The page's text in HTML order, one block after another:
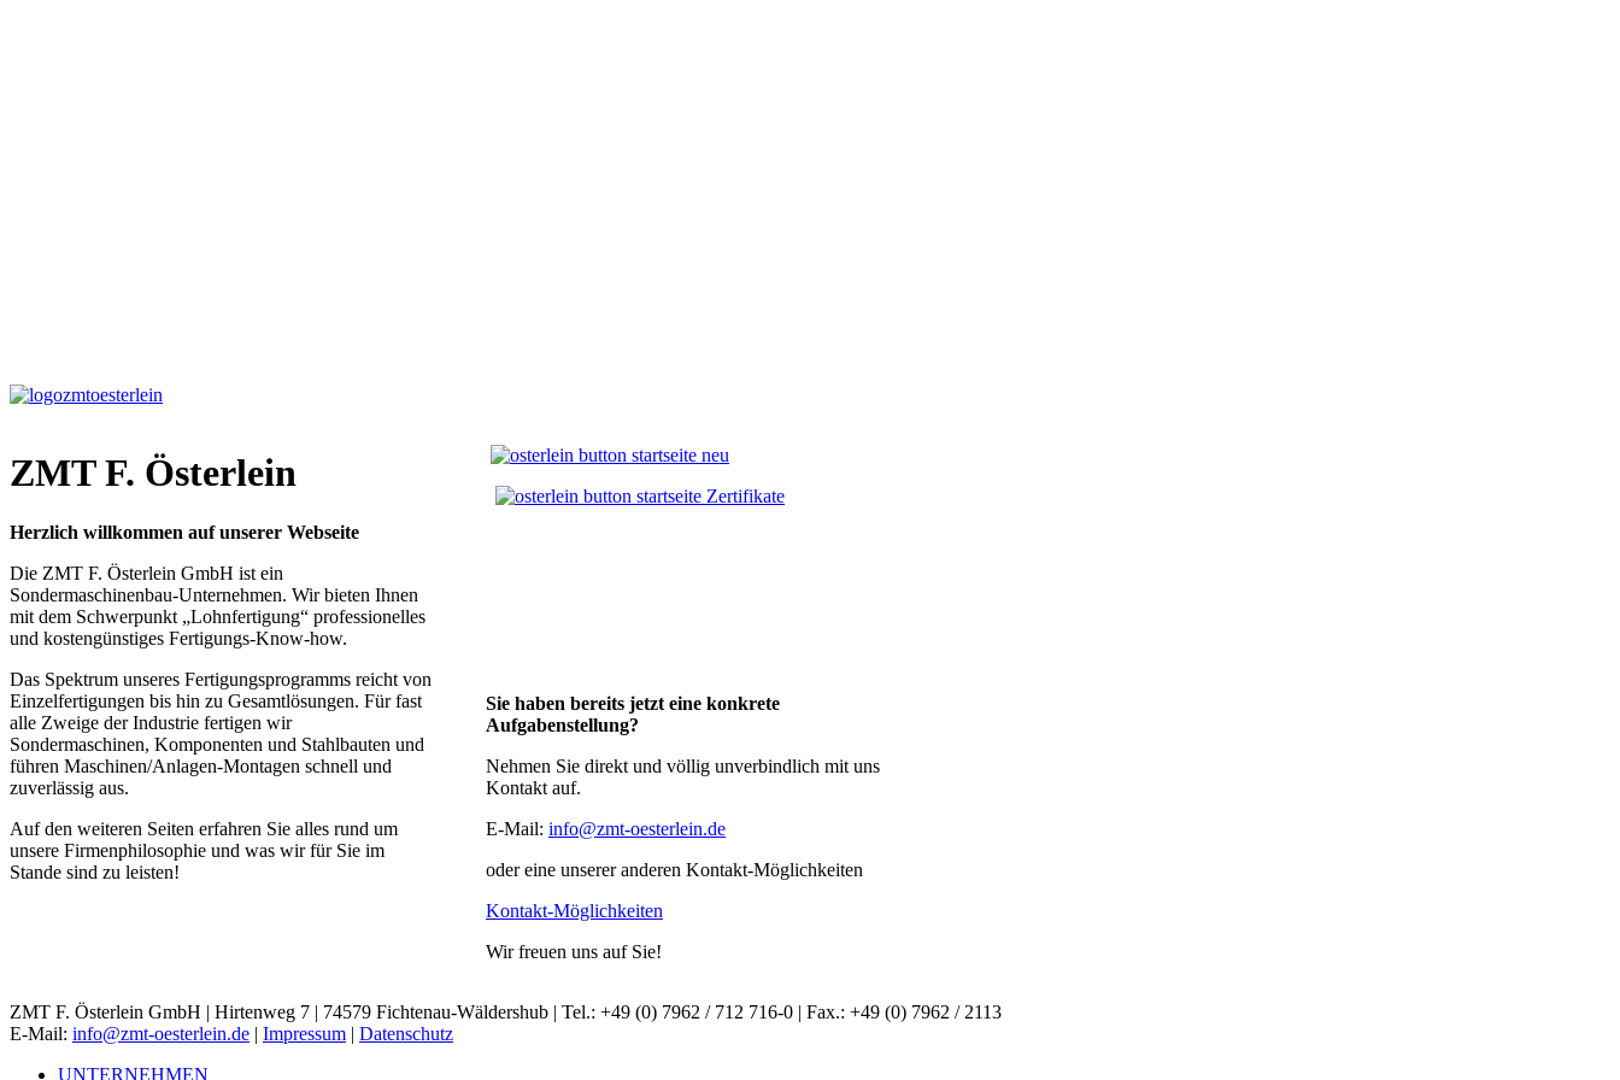
ZMT F. Österlein
Herzlich willkommen auf unserer Webseite
Die ZMT F. Österlein GmbH ist ein
Sondermaschinenbau-Unternehmen. Wir bieten Ihnen
mit dem Schwerpunkt „Lohnfertigung“ professionelles
und kostengünstiges Fertigungs-Know-how.
Das Spektrum unseres Fertigungsprogramms reicht von
Einzelfertigungen bis hin zu Gesamtlösungen. Für fast
alle Zweige der Industrie fertigen wir
Sondermaschinen, Komponenten und Stahlbauten und
führen Maschinen/Anlagen-Montagen schnell und
zuverlässig aus.
Auf den weiteren Seiten erfahren Sie alles rund um
unsere Firmenphilosophie und was wir für Sie im
Stande sind zu leisten!
Sie haben bereits jetzt eine konkrete
Aufgabenstellung?
Nehmen Sie direkt und völlig unverbindlich mit uns
Kontakt auf.
E-Mail: info@zmt-oesterlein.de
oder eine unserer anderen Kontakt-Möglichkeiten
Kontakt-Möglichkeiten
Wir freuen uns auf Sie!
ZMT F. Österlein GmbH | Hirtenweg 7 | 74579 Fichtenau-Wäldershub | Tel.: +49 (0) 7962 / 712 716-0 | Fax.: +49 (0) 7962 / 2113
E-Mail: info@zmt-oesterlein.de | Impressum | Datenschutz
UNTERNEHMEN